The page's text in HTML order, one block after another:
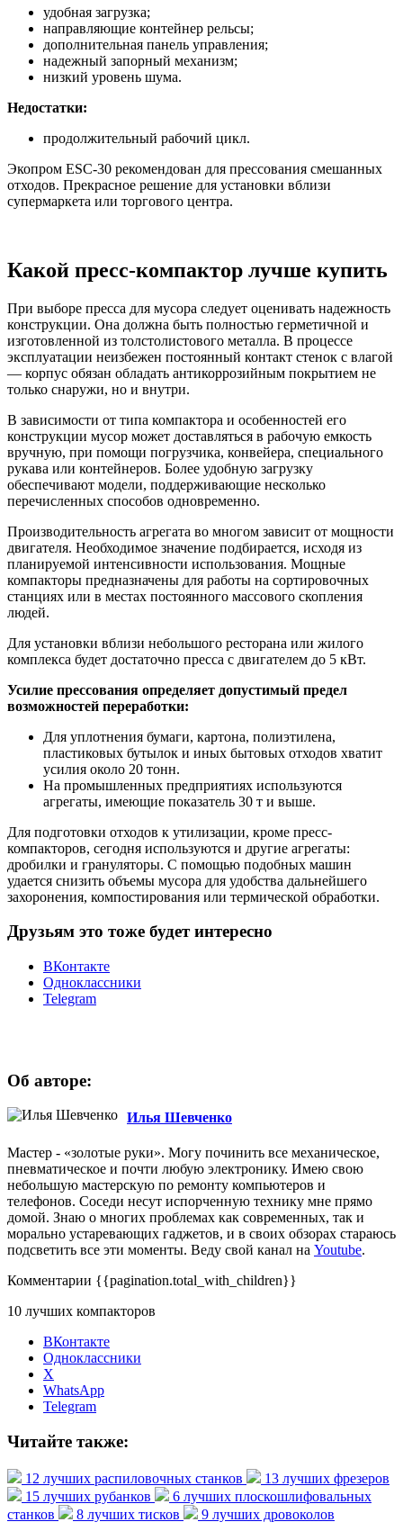
удобная загрузка;
направляющие контейнер рельсы;
дополнительная панель управления;
надежный запорный механизм;
низкий уровень шума.
Недостатки:
продолжительный рабочий цикл.
Экопром ESC-30 рекомендован для прессования смешанных
отходов. Прекрасное решение для установки вблизи
супермаркета или торгового центра.
Какой пресс-компактор лучше купить
При выборе пресса для мусора следует оценивать надежность
конструкции. Она должна быть полностью герметичной и
изготовленной из толстолистового металла. В процессе
эксплуатации неизбежен постоянный контакт стенок с влагой
— корпус обязан обладать антикоррозийным покрытием не
только снаружи, но и внутри.
В зависимости от типа компактора и особенностей его
конструкции мусор может доставляться в рабочую емкость
вручную, при помощи погрузчика, конвейера, специального
рукава или контейнеров. Более удобную загрузку
обеспечивают модели, поддерживающие несколько
перечисленных способов одновременно.
Производительность агрегата во многом зависит от мощности
двигателя. Необходимое значение подбирается, исходя из
планируемой интенсивности использования. Мощные
компакторы предназначены для работы на сортировочных
станциях или в местах постоянного массового скопления
людей.
Для установки вблизи небольшого ресторана или жилого
комплекса будет достаточно пресса с двигателем до 5 кВт.
Усилие прессования определяет допустимый предел
возможностей переработки:
Для уплотнения бумаги, картона, полиэтилена,
пластиковых бутылок и иных бытовых отходов хватит
усилия около 20 тонн.
На промышленных предприятиях используются
агрегаты, имеющие показатель 30 т и выше.
Для подготовки отходов к утилизации, кроме пресс-
компакторов, сегодня используются и другие агрегаты:
дробилки и грануляторы. С помощью подобных машин
удается снизить объемы мусора для удобства дальнейшего
захоронения, компостирования или термической обработки.
Друзьям это тоже будет интересно
ВКонтакте
Одноклассники
Telegram
Об авторе:
Илья Шевченко
Мастер - «золотые руки». Могу починить все механическое,
пневматическое и почти любую электронику. Имею свою
небольшую мастерскую по ремонту компьютеров и
телефонов. Соседи несут испорченную технику мне прямо
домой. Знаю о многих проблемах как современных, так и
морально устаревающих гаджетов, и в своих обзорах стараюсь
подсветить все эти моменты. Веду свой канал на Youtube.
Комментарии {{pagination.total_with_children}}
10 лучших компакторов
ВКонтакте
Одноклассники
X
WhatsApp
Telegram
Читайте также:
12 лучших распиловочных станков
13 лучших фрезеров
15 лучших рубанков
6 лучших плоскошлифовальных
станков
8 лучших тисков 9 лучших дровоколов